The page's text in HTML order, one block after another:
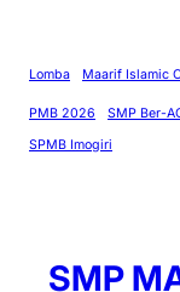
u
r
k
Lomba Maarif Islamic
PMB 2026 SMP Ber-
SPMB Imogiri
SMP